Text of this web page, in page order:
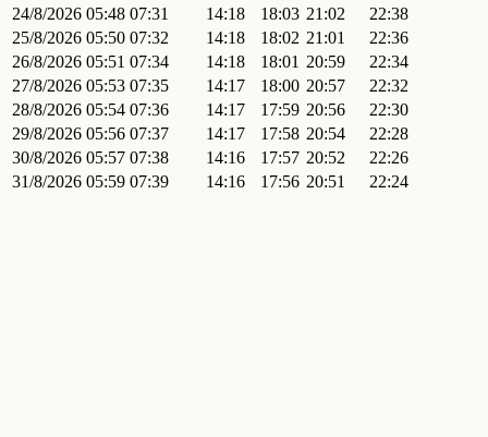
24/8/2026 05:48 07:31 14:18 18:03 21:02
22:38
25/8/2026 05:50 07:32 14:18 18:02 21:01
22:36
26/8/2026 05:51 07:34 14:18 18:01 20:59
22:34
27/8/2026 05:53 07:35 14:17 18:00 20:57
22:32
28/8/2026 05:54 07:36 14:17 17:59 20:56
22:30
29/8/2026 05:56 07:37 14:17 17:58 20:54
22:28
30/8/2026 05:57 07:38 14:16 17:57 20:52
22:26
31/8/2026 05:59 07:39 14:16 17:56 20:51 22:24